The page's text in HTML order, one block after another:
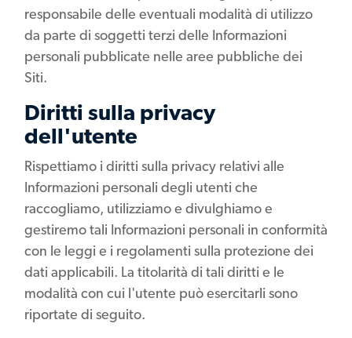
responsabile delle eventuali modalità di utilizzo
da parte di soggetti terzi delle Informazioni
personali pubblicate nelle aree pubbliche dei
Siti.
Diritti sulla privacy
dell'utente
Rispettiamo i diritti sulla privacy relativi alle
Informazioni personali degli utenti che
raccogliamo, utilizziamo e divulghiamo e
gestiremo tali Informazioni personali in conformità
con le leggi e i regolamenti sulla protezione dei
dati applicabili. La titolarità di tali diritti e le
modalità con cui l'utente può esercitarli sono
riportate di seguito.